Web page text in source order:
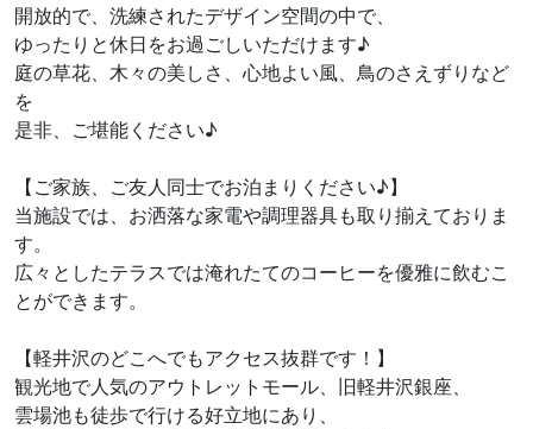
開放的で、洗練されたデザイン空間の中で、
ゆったりと休日をお過ごしいただけます♪
庭の草花、木々の美しさ、心地よい風、鳥のさえずりなど
を
是非、ご堪能ください♪
【ご家族、ご友人同士でお泊まりください♪】
当施設では、お洒落な家電や調理器具も取り揃えておりま
す。
広々としたテラスでは淹れたてのコーヒーを優雅に飲むこ
とができます。
【軽井沢のどこへでもアクセス抜群です！】
観光地で人気のアウトレットモール、旧軽井沢銀座、
雲場池も徒歩で行ける好立地にあり、